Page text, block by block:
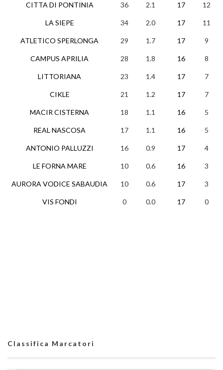
CITTA DI PONTINIA
LA SIEPE
ATLETICO SPERLONGA
CAMPUS APRILIA
LITTORIANA
CIKLE
MACIR CISTERNA
REAL NASCOSA
ANTONIO PALLUZZI
LE FORNA MARE
AURORA VODICE SABAUDIA
VIS FONDI
36 2.1 17 12
34 2.0 17 11
29 1.7 17 9
28 1.8 16 8
23 1.4 17 7
21 1.2 17 7
18 1.1 16 5
17 1.1 16 5
16 0.9 17 4
10 0.6 16 3
10 0.6 17 3
0 0.0 17 0
Classifica Marcatori